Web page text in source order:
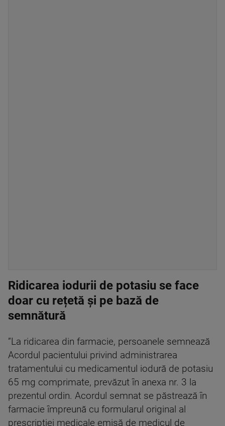
Ridicarea iodurii de potasiu se face
doar cu rețetă și pe bază de
semnătură
”La ridicarea din farmacie, persoanele semnează
Acordul pacientului privind administrarea
tratamentului cu medicamentul iodură de potasiu
65 mg comprimate, prevăzut în anexa nr. 3 la
prezentul ordin. Acordul semnat se păstrează în
farmacie împreună cu formularul original al
prescripției medicale emisă de medicul de